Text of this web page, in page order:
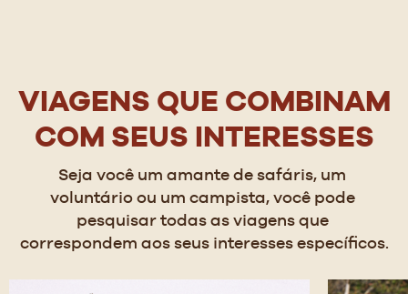
VIAGENS QUE COMBINAM
COM SEUS INTERESSES
Seja você um amante de safáris, um
voluntário ou um campista, você pode
pesquisar todas as viagens que
correspondem aos seus interesses específicos.